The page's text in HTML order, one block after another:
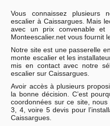
Vous connaissez plusieurs
escalier à Caissargues. Mais
avec un prix convenable et
Monteescalier.net vous fournit
Notre site est une passerelle
monte escalier et les
mis en contact avec notre
escalier sur Caissargues.
Avoir accès à plusieurs
la bonne décision. C’est
coordonnées sur ce site,
3, 4, voire 5 devis pour
Caissargues.